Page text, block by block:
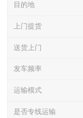
目的地
上门提货
送货上门
发车频率
运输模式
是否专线运输